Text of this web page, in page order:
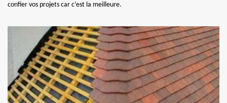
confier vos projets car c’est la meilleure.